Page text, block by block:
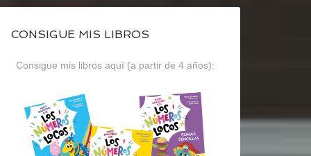
CONSIGUE MIS LIBROS
Consigue mis libros aquí (a partir de 4 años):